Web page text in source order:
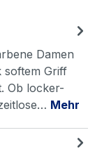
Damen
softem Griff
Ob locker-
Mehr